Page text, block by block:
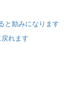
と励みになります
れます